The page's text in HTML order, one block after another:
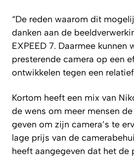
“De reden waarom dit
danken aan de
EXPEED 7. Daarmee kunnen
presterende camera op een
ontwikkelen tegen een
Kortom heeft een mix van
de wens om meer mensen
geven om zijn camera’s te
lage prijs van de
heeft aangegeven dat het de